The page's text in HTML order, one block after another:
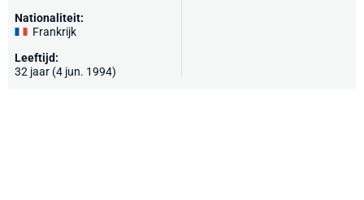
Nationaliteit:
Frankrijk
Leeftijd:
32 jaar (4 jun. 1994)